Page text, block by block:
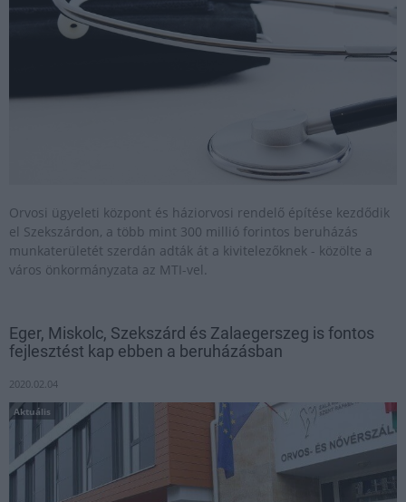
Orvosi ügyeleti központ és háziorvosi rendelő építése kezdődik
el Szekszárdon, a több mint 300 millió forintos beruházás
munkaterületét szerdán adták át a kivitelezőknek - közölte a
város önkormányzata az MTI-vel.
Eger, Miskolc, Szekszárd és Zalaegerszeg is fontos
fejlesztést kap ebben a beruházásban
2020.02.04
Aktuális